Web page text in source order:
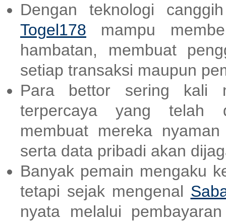
Dengan teknologi
Togel178 mampu
hambatan, membuat
setiap transaksi maupun
Para bettor sering kali
terpercaya yang telah
membuat mereka
serta data pribadi akan
Banyak pemain mengaku
tetapi sejak mengenal
nyata melalui